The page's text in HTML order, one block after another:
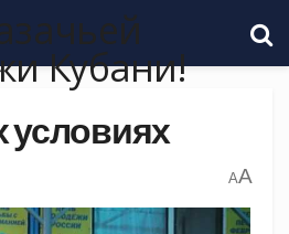
условиях
AA